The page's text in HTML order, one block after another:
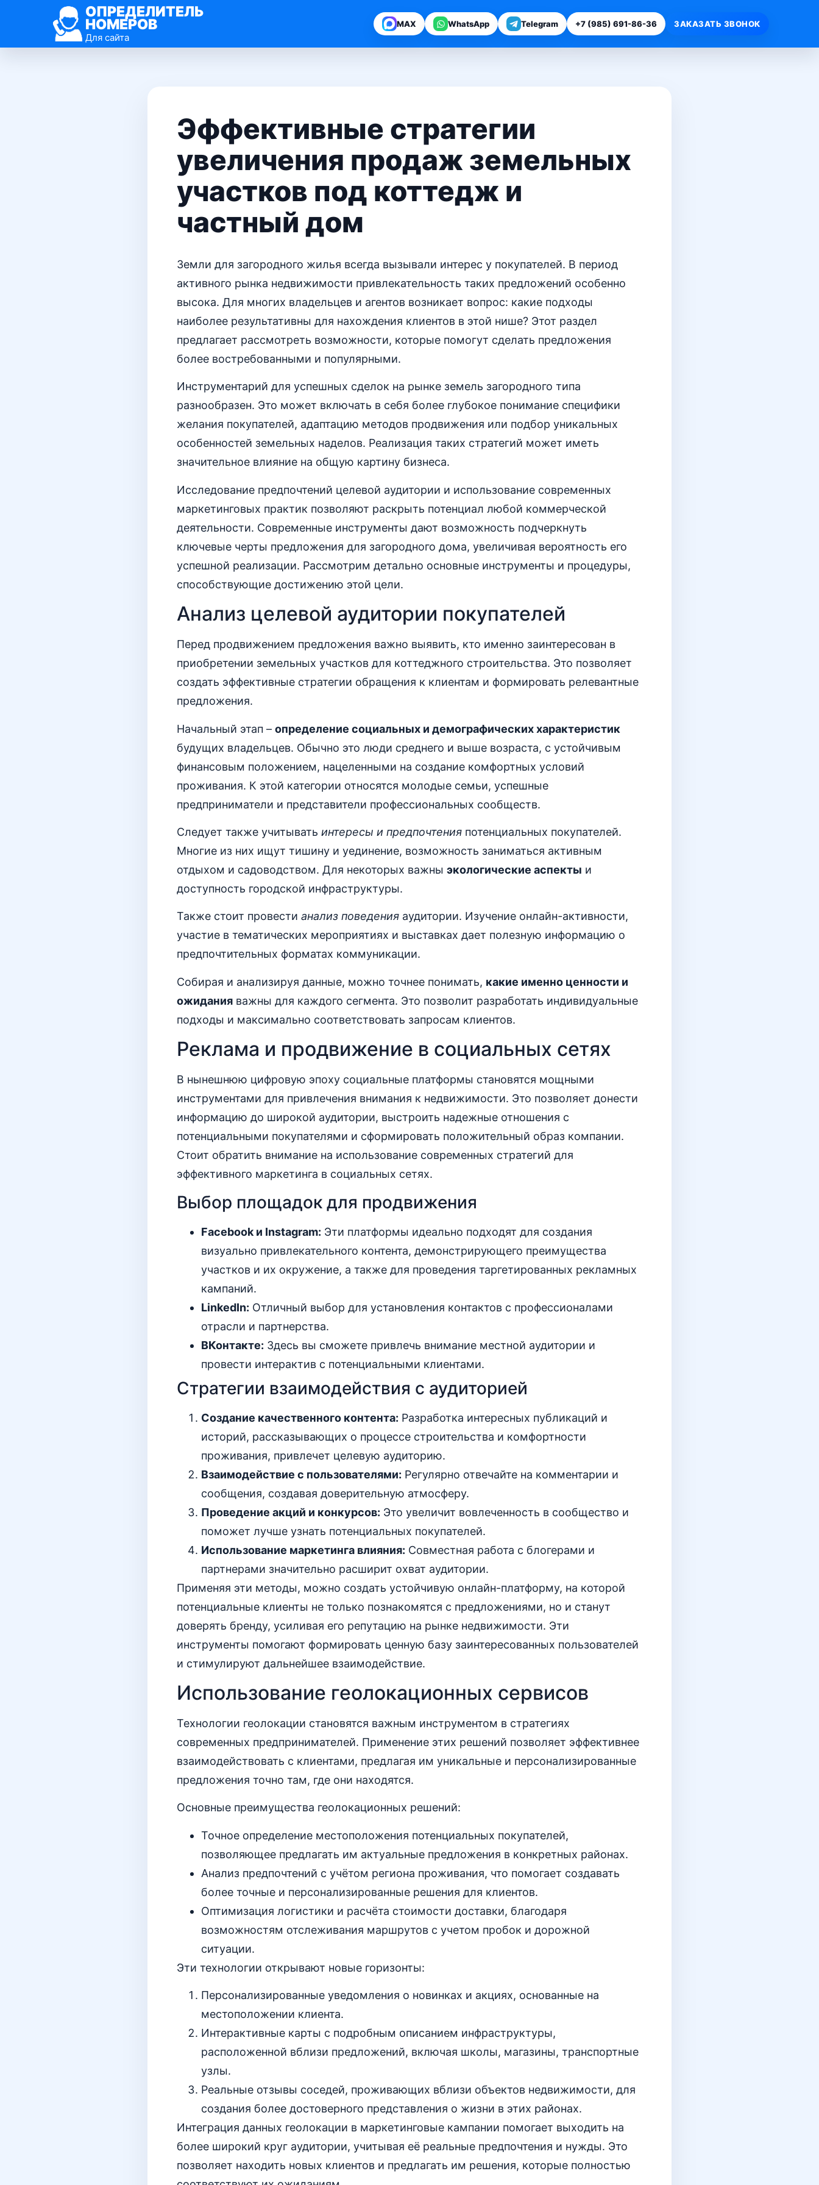
ОПРЕДЕЛИТЕЛЬ
НОМЕРОВ
Для сайта
MAX WhatsApp Telegram +7 (985) 691-86-36 ЗАКАЗАТЬ ЗВОНОК
Эффективные стратегии
увеличения продаж земельных
участков под коттедж и
частный дом
Земли для загородного жилья всегда вызывали интерес у покупателей. В период
активного рынка недвижимости привлекательность таких предложений особенно
высока. Для многих владельцев и агентов возникает вопрос: какие подходы
наиболее результативны для нахождения клиентов в этой нише? Этот раздел
предлагает рассмотреть возможности, которые помогут сделать предложения
более востребованными и популярными.
Инструментарий для успешных сделок на рынке земель загородного типа
разнообразен. Это может включать в себя более глубокое понимание специфики
желания покупателей, адаптацию методов продвижения или подбор уникальных
особенностей земельных наделов. Реализация таких стратегий может иметь
значительное влияние на общую картину бизнеса.
Исследование предпочтений целевой аудитории и использование современных
маркетинговых практик позволяют раскрыть потенциал любой коммерческой
деятельности. Современные инструменты дают возможность подчеркнуть
ключевые черты предложения для загородного дома, увеличивая вероятность его
успешной реализации. Рассмотрим детально основные инструменты и процедуры,
способствующие достижению этой цели.
Анализ целевой аудитории покупателей
Перед продвижением предложения важно выявить, кто именно заинтересован в
приобретении земельных участков для коттеджного строительства. Это позволяет
создать эффективные стратегии обращения к клиентам и формировать релевантные
предложения.
Начальный этап – определение социальных и демографических характеристик
будущих владельцев. Обычно это люди среднего и выше возраста, с устойчивым
финансовым положением, нацеленными на создание комфортных условий
проживания. К этой категории относятся молодые семьи, успешные
предприниматели и представители профессиональных сообществ.
Следует также учитывать интересы и предпочтения потенциальных покупателей.
Многие из них ищут тишину и уединение, возможность заниматься активным
отдыхом и садоводством. Для некоторых важны экологические аспекты и
доступность городской инфраструктуры.
Также стоит провести анализ поведения аудитории. Изучение онлайн-активности,
участие в тематических мероприятиях и выставках дает полезную информацию о
предпочтительных форматах коммуникации.
Собирая и анализируя данные, можно точнее понимать, какие именно ценности и
ожидания важны для каждого сегмента. Это позволит разработать индивидуальные
подходы и максимально соответствовать запросам клиентов.
Реклама и продвижение в социальных сетях
В нынешнюю цифровую эпоху социальные платформы становятся мощными
инструментами для привлечения внимания к недвижимости. Это позволяет донести
информацию до широкой аудитории, выстроить надежные отношения с
потенциальными покупателями и сформировать положительный образ компании.
Стоит обратить внимание на использование современных стратегий для
эффективного маркетинга в социальных сетях.
Выбор площадок для продвижения
Facebook и Instagram: Эти платформы идеально подходят для создания
визуально привлекательного контента, демонстрирующего преимущества
участков и их окружение, а также для проведения таргетированных рекламных
кампаний.
LinkedIn: Отличный выбор для установления контактов с профессионалами
отрасли и партнерства.
ВКонтакте: Здесь вы сможете привлечь внимание местной аудитории и
провести интерактив с потенциальными клиентами.
Стратегии взаимодействия с аудиторией
Создание качественного контента: Разработка интересных публикаций и
историй, рассказывающих о процессе строительства и комфортности
проживания, привлечет целевую аудиторию.
Взаимодействие с пользователями: Регулярно отвечайте на комментарии и
сообщения, создавая доверительную атмосферу.
Проведение акций и конкурсов: Это увеличит вовлеченность в сообщество и
поможет лучше узнать потенциальных покупателей.
Использование маркетинга влияния: Совместная работа с блогерами и
партнерами значительно расширит охват аудитории.
Применяя эти методы, можно создать устойчивую онлайн-платформу, на которой
потенциальные клиенты не только познакомятся с предложениями, но и станут
доверять бренду, усиливая его репутацию на рынке недвижимости. Эти
инструменты помогают формировать ценную базу заинтересованных пользователей
и стимулируют дальнейшее взаимодействие.
Использование геолокационных сервисов
Технологии геолокации становятся важным инструментом в стратегиях
современных предпринимателей. Применение этих решений позволяет эффективнее
взаимодействовать с клиентами, предлагая им уникальные и персонализированные
предложения точно там, где они находятся.
Основные преимущества геолокационных решений:
Точное определение местоположения потенциальных покупателей,
позволяющее предлагать им актуальные предложения в конкретных районах.
Анализ предпочтений с учётом региона проживания, что помогает создавать
более точные и персонализированные решения для клиентов.
Оптимизация логистики и расчёта стоимости доставки, благодаря
возможностям отслеживания маршрутов с учетом пробок и дорожной
ситуации.
Эти технологии открывают новые горизонты:
Персонализированные уведомления о новинках и акциях, основанные на
местоположении клиента.
Интерактивные карты с подробным описанием инфраструктуры,
расположенной вблизи предложений, включая школы, магазины, транспортные
узлы.
Реальные отзывы соседей, проживающих вблизи объектов недвижимости, для
создания более достоверного представления о жизни в этих районах.
Интеграция данных геолокации в маркетинговые кампании помогает выходить на
более широкий круг аудитории, учитывая её реальные предпочтения и нужды. Это
позволяет находить новых клиентов и предлагать им решения, которые полностью